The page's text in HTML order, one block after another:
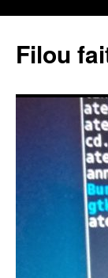
contenu
Filou